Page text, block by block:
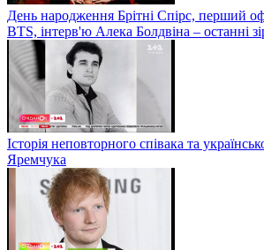
День народження Брітні Спірс, перший
BTS, інтерв'ю Алека Болдвіна – останні
Історія неповторного співака та
Яремчука